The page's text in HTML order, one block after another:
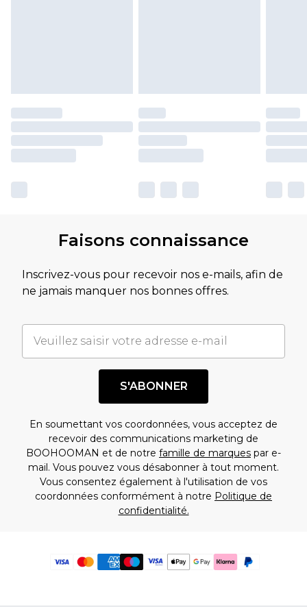
Faisons connaissance
Inscrivez-vous pour recevoir nos e-mails, afin de
ne jamais manquer nos bonnes offres.
S'ABONNER
En soumettant vos coordonnées, vous acceptez de
recevoir des communications marketing de
BOOHOOMAN et de notre famille de marques par e-
mail. Vous pouvez vous désabonner à tout moment.
Vous consentez également à l'utilisation de vos
coordonnées conformément à notre Politique de
confidentialité.